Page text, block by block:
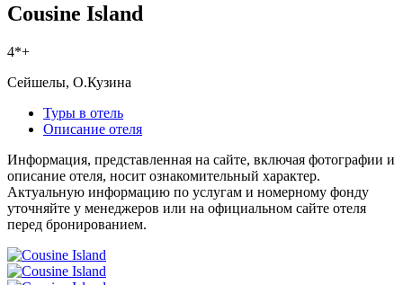
Cousine Island
4*+
Сейшелы, О.Кузина
Туры в отель
Описание отеля
Информация, представленная на сайте, включая фотографии и
описание отеля, носит ознакомительный характер.
Актуальную информацию по услугам и номерному фонду
уточняйте у менеджеров или на официальном сайте отеля
перед бронированием.